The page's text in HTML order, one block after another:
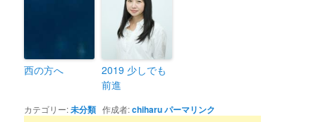
西の方へ
2019 少しでも
前進
カテゴリー:未分類 作成者:chiharuパーマリンク